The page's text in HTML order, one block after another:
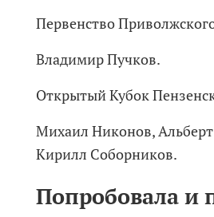
Первенство
Владимир Пучков.
Открытый Кубок
Михаил Никонов,
Кирилл Соборников.
Попробовала и